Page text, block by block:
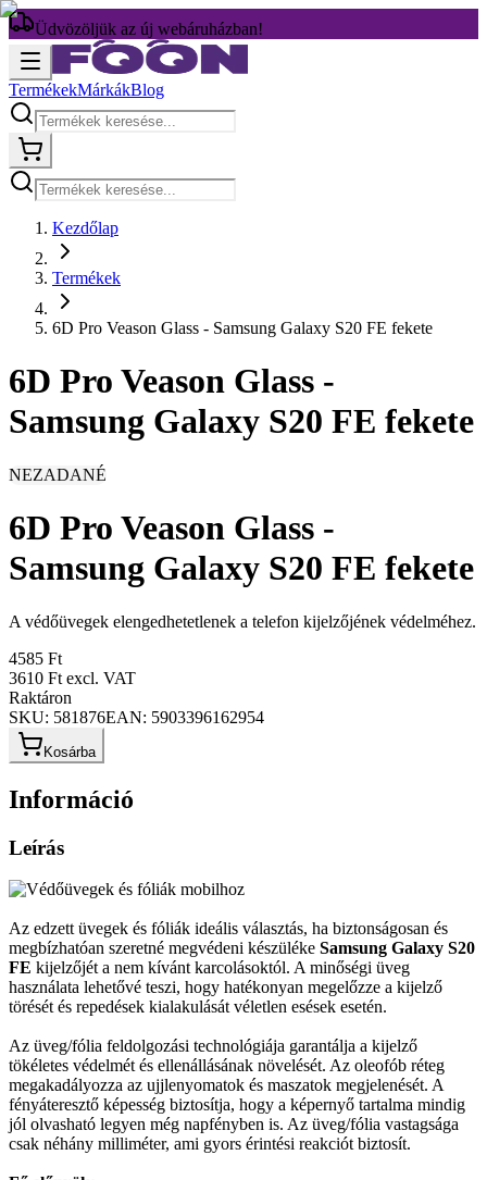
Üdvözöljük az új webáruházban!
TermékekMárkákBlog
Kezdőlap
Termékek
6D Pro Veason Glass - Samsung Galaxy S20 FE fekete
6D Pro Veason Glass -
Samsung Galaxy S20 FE fekete
NEZADANÉ
6D Pro Veason Glass -
Samsung Galaxy S20 FE fekete
A védőüvegek elengedhetetlenek a telefon kijelzőjének védelméhez.
4585 Ft
3610 Ft excl. VAT
Raktáron
SKU: 581876EAN: 5903396162954
Kosárba
Információ
Leírás
Az edzett üvegek és fóliák ideális választás, ha biztonságosan és
megbízhatóan szeretné megvédeni készüléke Samsung Galaxy S20
FE kijelzőjét a nem kívánt karcolásoktól. A minőségi üveg
használata lehetővé teszi, hogy hatékonyan megelőzze a kijelző
törését és repedések kialakulását véletlen esések esetén.
Az üveg/fólia feldolgozási technológiája garantálja a kijelző
tökéletes védelmét és ellenállásának növelését. Az oleofób réteg
megakadályozza az ujjlenyomatok és maszatok megjelenését. A
fényáteresztő képesség biztosítja, hogy a képernyő tartalma mindig
jól olvasható legyen még napfényben is. Az üveg/fólia vastagsága
csak néhány milliméter, ami gyors érintési reakciót biztosít.